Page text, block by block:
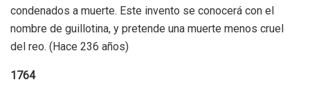
condenados a muerte. Este invento se conocerá con el
nombre de guillotina, y pretende una muerte menos cruel
del reo. (Hace 236 años)
1764